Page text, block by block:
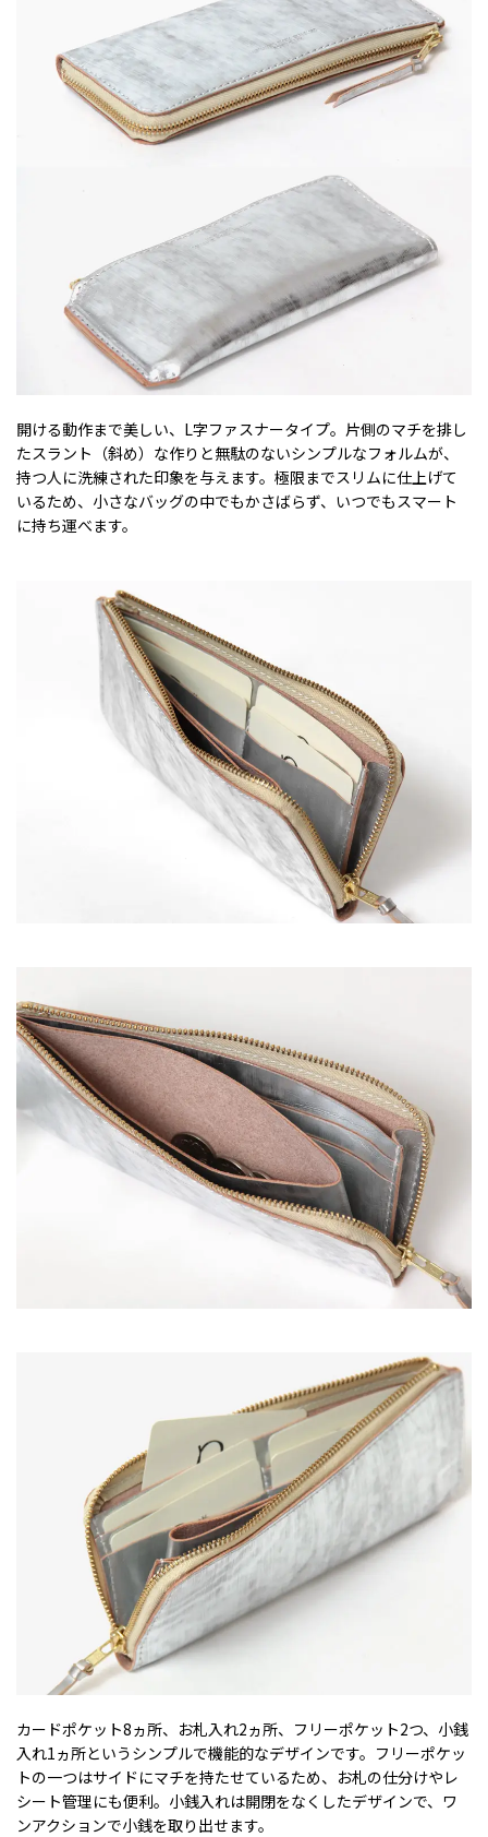
開ける動作まで美しい、L字ファスナータイプ。片側のマチを排し
たスラント（斜め）な作りと無駄のないシンプルなフォルムが、
持つ人に洗練された印象を与えます。極限までスリムに仕上げて
いるため、小さなバッグの中でもかさばらず、いつでもスマート
に持ち運べます。
カードポケット8ヵ所、お札入れ2ヵ所、フリーポケット2つ、小銭
入れ1ヵ所というシンプルで機能的なデザインです。フリーポケッ
トの一つはサイドにマチを持たせているため、お札の仕分けやレ
シート管理にも便利。小銭入れは開閉をなくしたデザインで、ワ
ンアクションで小銭を取り出せます。